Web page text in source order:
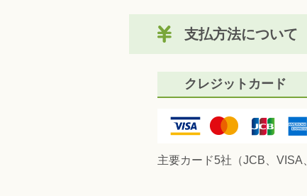
支払方法について
クレジットカード
主要カード5社（JCB、VISA